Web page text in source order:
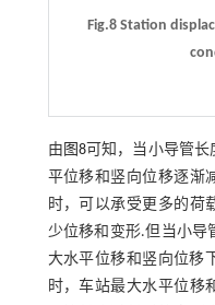
Fig.8 Station
由 图8可知，当小导管长
平位移和竖向位移逐渐
时，可以承受更多的荷
少位移和变形.但当小导
大水平位移和竖向位移
时，车站最大水平位移